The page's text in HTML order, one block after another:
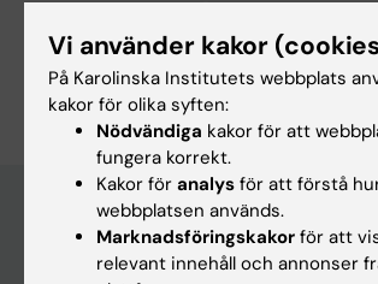
Är du Marco Gerling?
Redigera din profil
Huvudmeny
Vi använder kakor
På Karolinska Institutets webbplats
kakor för olika syften:
Nödvändiga kakor för att
fungera korrekt.
Kakor för analys för att förstå
webbplatsen används.
Marknadsföringskakor för att
relevant innehåll och annonser